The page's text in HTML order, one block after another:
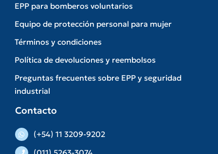
EPP para bomberos voluntarios
Equipo de protección personal para mujer
Términos y condiciones
Política de devoluciones y reembolsos
Preguntas frecuentes sobre EPP y seguridad
industrial
Contacto
(+54) 11 3209-9202